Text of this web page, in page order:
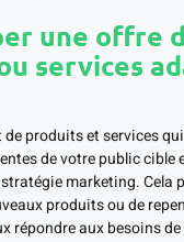
une offre
services
de produits et services
de votre public cible
marketing. Cela
produits ou de
répondre aux besoins